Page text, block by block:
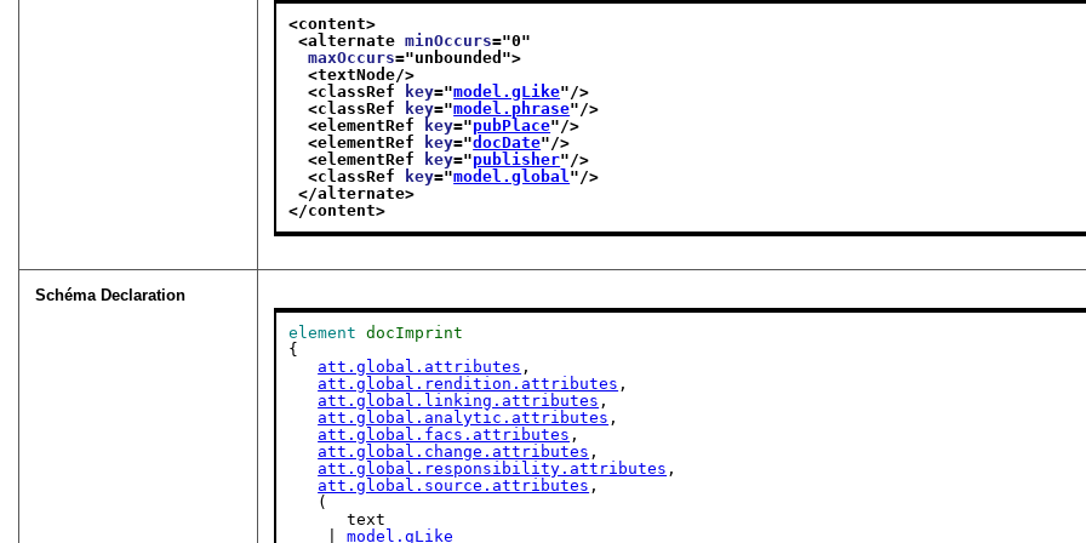
<content>
<alternate minOccurs="0"
maxOccurs="unbounded ">
<textNode/>
<classRef
key="model.gLike"/>
<classRef
key="model.phrase"/>
<elementRef
key="pubPlace"/>
<elementRef
key="docDate"/>
<elementRef
key="publisher"/>
<classRef
key="model.global"/>
</alternate>
</content>
Schéma Declaration
element
docImprint
{
att.global.attributes ,
att.global.rendition.attributes ,
att.global.linking.attributes ,
att.global.analytic.attributes ,
att.global.facs.attributes ,
att.global.change.attributes ,
att.global.responsibility.attributes ,
att.global.source.attributes ,
      text
    |
model.gLike